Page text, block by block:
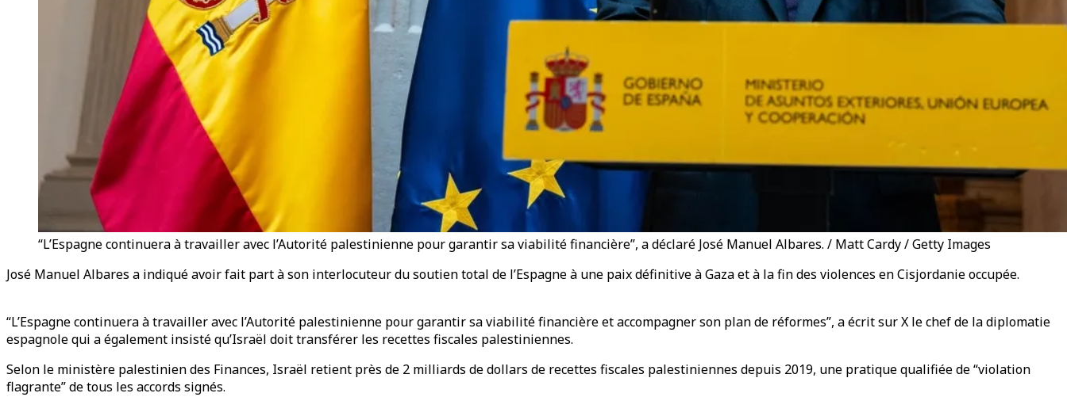
“L’Espagne continuera à travailler avec l’Autorité palestinienne pour garantir sa viabilité financière”, a déclaré José Manuel Albares. / Matt Cardy / Getty Images
José Manuel Albares a indiqué avoir fait part à son interlocuteur du soutien total de l’Espagne à une paix définitive à Gaza et à la fin des violences en Cisjordanie occupée.
“L’Espagne continuera à travailler avec l’Autorité palestinienne pour garantir sa viabilité financière et accompagner son plan de réformes”, a écrit sur X le chef de la diplomatie
espagnole qui a également insisté qu’Israël doit transférer les recettes fiscales palestiniennes.
Selon le ministère palestinien des Finances, Israël retient près de 2 milliards de dollars de recettes fiscales palestiniennes depuis 2019, une pratique qualifiée de “violation
flagrante” de tous les accords signés.